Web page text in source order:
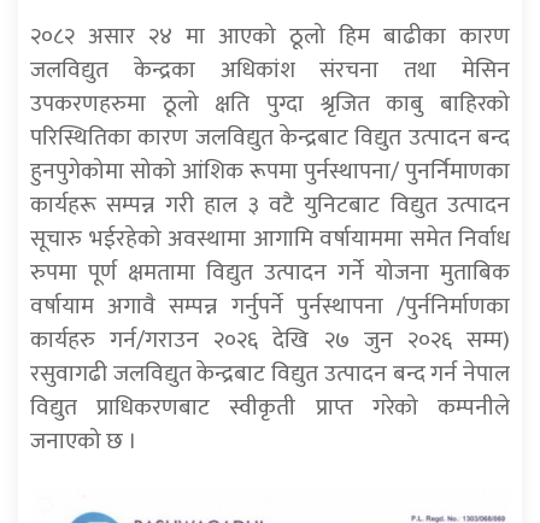
२०८२ असार २४ मा आएको ठूलो हिम बाढीका कारण
जलविद्युत केन्द्रका अधिकांश संरचना तथा मेसिन
उपकरणहरुमा ठूलो क्षति पुग्दा श्रृजित काबु बाहिरको
परिस्थितिका कारण जलविद्युत केन्द्रबाट विद्युत उत्पादन बन्द
हुनपुगेकोमा सोको आंशिक रूपमा पुर्नस्थापना/ पुनर्निमाणका
कार्यहरू सम्पन्न गरी हाल ३ वटै युनिटबाट विद्युत उत्पादन
सूचारु भईरहेको अवस्थामा आगामि वर्षायाममा समेत निर्वाध
रुपमा पूर्ण क्षमतामा विद्युत उत्पादन गर्ने योजना मुताबिक
वर्षायाम अगावै सम्पन्न गर्नुपर्ने पुर्नस्थापना /पुर्ननिर्माणका
कार्यहरु गर्न/गराउन २०२६ देखि २७ जुन २०२६ सम्म)
रसुवागढी जलविद्युत केन्द्रबाट विद्युत उत्पादन बन्द गर्न नेपाल
विद्युत प्राधिकरणबाट स्वीकृती प्राप्त गरेको कम्पनीले
जनाएको छ ।